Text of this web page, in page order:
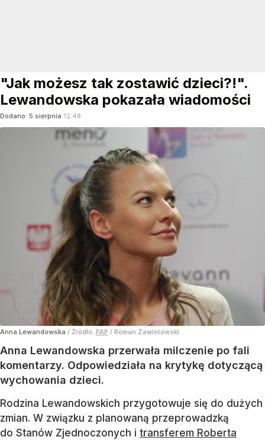
"Jak możesz tak zostawić dzieci?!".
Lewandowska pokazała wiadomości
Dodano: 5 sierpnia 12:48
Anna Lewandowska / Źródło: PAP / Roman Zawistowski
Anna Lewandowska przerwała milczenie po fali
komentarzy. Odpowiedziała na krytykę dotyczącą
wychowania dzieci.
Rodzina Lewandowskich przygotowuje się do dużych
zmian. W związku z planowaną przeprowadzką
do Stanów Zjednoczonych i transferem Roberta